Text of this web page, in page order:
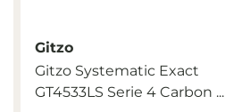
Gitzo
Gitzo Systematic Exact
GT4533LS Serie 4 Carbon ...